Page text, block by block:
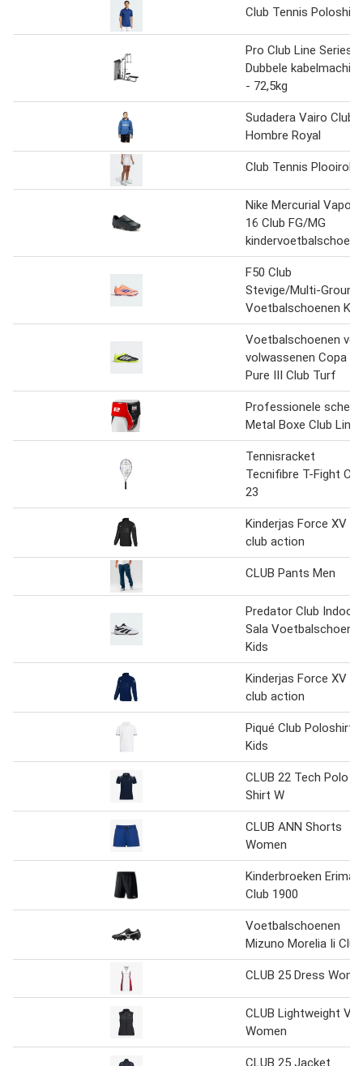
Club Tennis Poloshirt
Pro Club Line Series II
Dubbele kabelmachine
- 72,5kg
Sudadera Vairo Club
Hombre Royal
Club Tennis Plooirok
Nike Mercurial Vapor
16 Club FG/MG
F50 Club
Stevige/Multi-Ground
Voetbalschoenen
Voetbalschoenen
volwassenen Copa
Pure III Club Turf
Professionele schelp
Metal Boxe Club Line
Tennisracket
Tecnifibre T-Fight
23
Kinderjas Force XV
club action
CLUB Pants Men
Predator Club Indoor
Sala
Kids
Kinderjas Force XV
club action
Piqué Club Poloshirt
Kids
CLUB 22 Tech Polo
Shirt W
CLUB ANN Shorts
Women
Kinderbroeken Erima
Club 1900
Voetbalschoenen
Mizuno Morelia Ii Club
CLUB 25 Dress
CLUB Lightweight
Women
CLUB 25 Jacket